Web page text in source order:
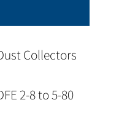
Collectors
2-8 to 5-80